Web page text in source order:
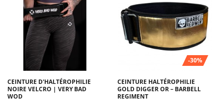
CEINTURE D'HALTÉROPHILIE
NOIRE VELCRO | VERY BAD
WOD
-30%
CEINTURE HALTÉROPHILIE
GOLD DIGGER OR – BARBELL
REGIMENT